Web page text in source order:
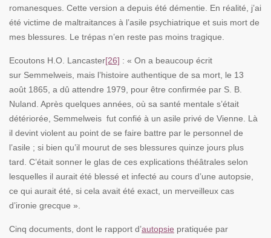
romanesques. Cette version a depuis été démentie. En réalité, j’ai
été victime de maltraitances à l’asile psychiatrique et suis mort de
mes blessures. Le trépas n’en reste pas moins tragique.
Ecoutons H.O. Lancaster[26] : « On a beaucoup écrit
sur Semmelweis, mais l’histoire authentique de sa mort, le 13
août 1865, a dû attendre 1979, pour être confirmée par S. B.
Nuland. Après quelques années, où sa santé mentale s’était
détériorée, Semmelweis fut confié à un asile privé de Vienne. Là
il devint violent au point de se faire battre par le personnel de
l’asile ; si bien qu’il mourut de ses blessures quinze jours plus
tard. C’était sonner le glas de ces explications théâtrales selon
lesquelles il aurait été blessé et infecté au cours d’une autopsie,
ce qui aurait été, si cela avait été exact, un merveilleux cas
d’ironie grecque ».
Cinq documents, dont le rapport d’autopsie pratiquée par